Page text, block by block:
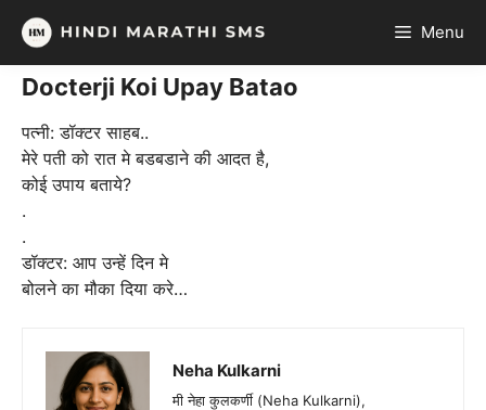
Skip
content
Menu
Docterji Koi Upay Batao
पत्नी: डॉक्टर साहब..
मेरे पती को रात मे बडबडाने की आदत है,
कोई उपाय बताये?
.
.
डॉक्टर: आप उन्हें दिन मे
बोलने का मौका दिया करे…
Neha Kulkarni
मी नेहा कुलकर्णी (Neha Kulkarni),